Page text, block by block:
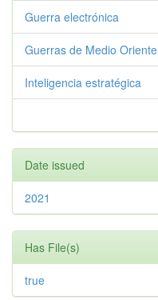
Guerra electrónica
Guerras de Medio Oriente
Inteligencia estratégica
Date issued
2021
Has File(s)
true